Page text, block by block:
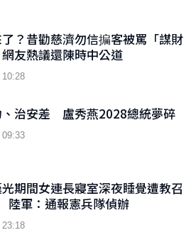
？昔勸慈濟勿信揙客被罵「謀財
友熱議還陳時中公道
10:28
、治安差 盧秀燕2028總統夢碎
09:33
期間女連長寢室深夜睡覺遭教召
軍：通報憲兵隊偵辦
23:18